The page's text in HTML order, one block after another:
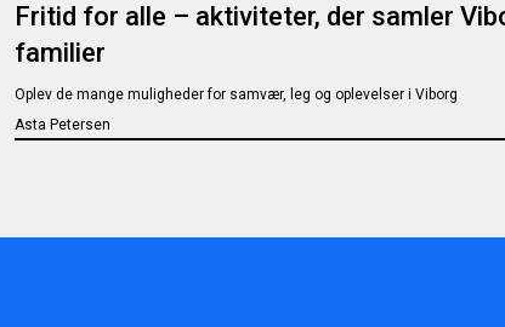
Fritid for alle – aktiviteter, der samler
familier
Oplev de mange muligheder for samvær, leg og oplevelser i Viborg
Asta Petersen